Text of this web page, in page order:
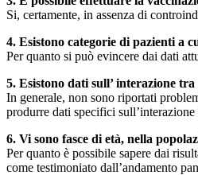
Si, certamente, in assenza di
4. Esistono categorie di pazienti a
Per quanto si può evincere dai dati
5. Esistono dati sull’ interazione
In generale, non sono riportati
produrre dati specifici
6. Vi sono fasce di età, nella
Per quanto è possibile sapere dai
come testimoniato dall’andamento